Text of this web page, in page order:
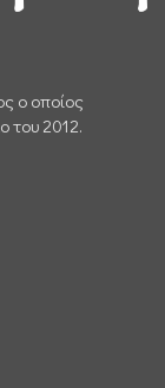
ο οποίος
του 2012.